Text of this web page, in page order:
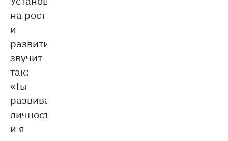
на рост
и
развитие
звучит
так:
«Ты
развивающаяся
личность,
и я